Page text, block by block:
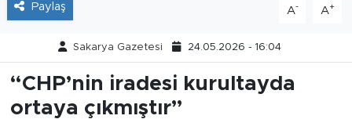
Paylaş A- A+
Sakarya Gazetesi 24.05.2026 - 16:04
“CHP’nin iradesi kurultayda
ortaya çıkmıştır”